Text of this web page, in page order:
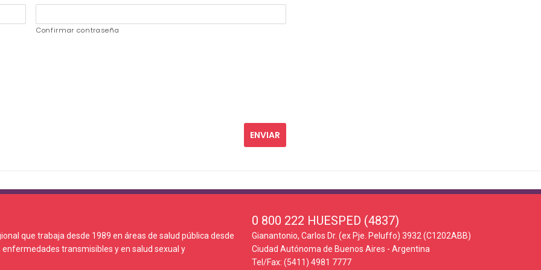
Confirmar contraseña
que trabaja desde 1989 en áreas de salud pública desde
transmisibles y en salud sexual y
0 800 222 HUESPED (4837)
Gianantonio, Carlos Dr. (ex Pje. Peluffo) 3932 (C1202ABB)
Ciudad Autónoma de Buenos Aires - Argentina
Tel/Fax: (5411) 4981 7777